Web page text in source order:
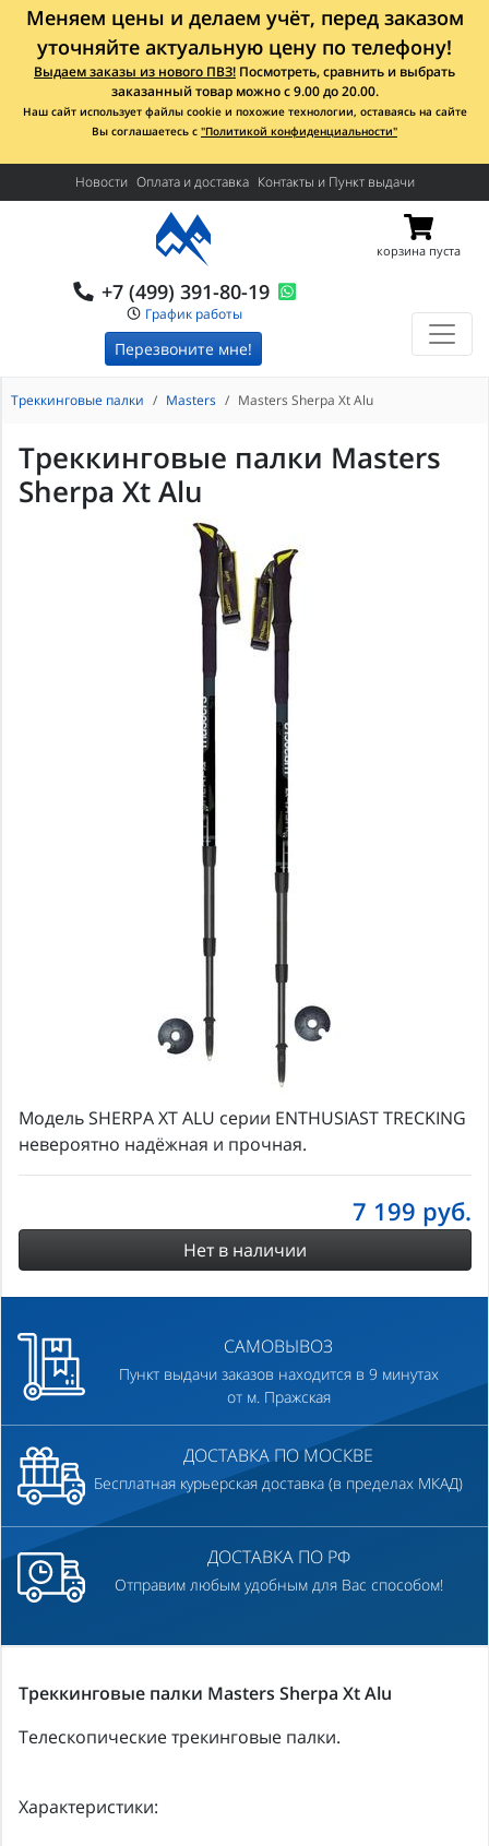
Меняем цены и делаем учёт, перед заказом
уточняйте актуальную цену по телефону!
Выдаем заказы из нового ПВЗ! Посмотреть, сравнить и выбрать
заказанный товар можно с 9.00 до 20.00.
Наш сайт использует файлы cookie и похожие технологии, оставаясь на сайте
Вы соглашаетесь с "Политикой конфиденциальности"
Новости Оплата и доставка Контакты и Пункт выдачи
+7 (499) 391-80-19
График работы
Перезвоните мне!
корзина пуста
Треккинговые палки Masters Masters Sherpa Xt Alu
Треккинговые палки Masters
Sherpa Xt Alu
Модель SHERPA XT ALU серии ENTHUSIAST TRECKING
невероятно надёжная и прочная.
7 199 руб.
Нет в наличии
САМОВЫВОЗ
Пункт выдачи заказов находится в 9 минутах
от м. Пражская
ДОСТАВКА ПО МОСКВЕ
Бесплатная курьерская доставка (в пределах МКАД)
ДОСТАВКА ПО РФ
Отправим любым удобным для Вас способом!
Треккинговые палки Masters Sherpa Xt Alu
Телескопические трекинговые палки.
Характеристики: